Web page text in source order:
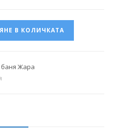
В КОЛИЧКАТА
баня Жара